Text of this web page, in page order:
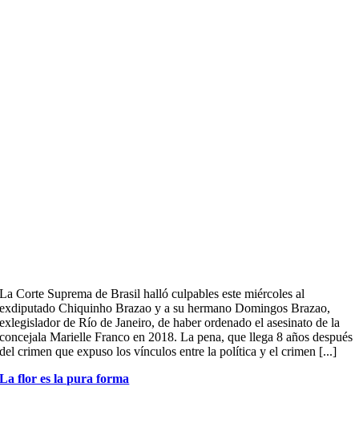
La Corte Suprema de Brasil halló culpables este miércoles al
exdiputado Chiquinho Brazao y a su hermano Domingos Brazao,
exlegislador de Río de Janeiro, de haber ordenado el asesinato de la
concejala Marielle Franco en 2018. La pena, que llega 8 años después
del crimen que expuso los vínculos entre la política y el crimen [...]
La flor es la pura forma